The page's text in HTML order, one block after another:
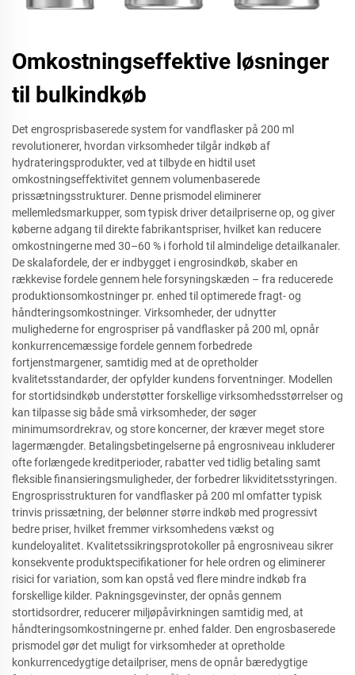
Omkostningseffektive løsninger
til bulkindkøb
Det engrosprisbaserede system for vandflasker på 200 ml
revolutionerer, hvordan virksomheder tilgår indkøb af
hydrateringsprodukter, ved at tilbyde en hidtil uset
omkostningseffektivitet gennem volumenbaserede
prissætningsstrukturer. Denne prismodel eliminerer
mellemledsmarkupper, som typisk driver detailpriserne op, og giver
køberne adgang til direkte fabrikantspriser, hvilket kan reducere
omkostningerne med 30–60 % i forhold til almindelige detailkanaler.
De skalafordele, der er indbygget i engrosindkøb, skaber en
rækkevise fordele gennem hele forsyningskæden – fra reducerede
produktionsomkostninger pr. enhed til optimerede fragt- og
håndteringsomkostninger. Virksomheder, der udnytter
mulighederne for engrospriser på vandflasker på 200 ml, opnår
konkurrencemæssige fordele gennem forbedrede
fortjenstmargener, samtidig med at de opretholder
kvalitetsstandarder, der opfylder kundens forventninger. Modellen
for stortidsindkøb understøtter forskellige virksomhedsstørrelser og
kan tilpasse sig både små virksomheder, der søger
minimumsordrekrav, og store koncerner, der kræver meget store
lagermængder. Betalingsbetingelserne på engrosniveau inkluderer
ofte forlængede kreditperioder, rabatter ved tidlig betaling samt
fleksible finansieringsmuligheder, der forbedrer likviditetsstyringen.
Engrosprisstrukturen for vandflasker på 200 ml omfatter typisk
trinvis prissætning, der belønner større indkøb med progressivt
bedre priser, hvilket fremmer virksomhedens vækst og
kundeloyalitet. Kvalitetssikringsprotokoller på engrosniveau sikrer
konsekvente produktspecifikationer for hele ordren og eliminerer
risici for variation, som kan opstå ved flere mindre indkøb fra
forskellige kilder. Pakningsgevinster, der opnås gennem
stortidsordrer, reducerer miljøpåvirkningen samtidig med, at
håndteringsomkostningerne pr. enhed falder. Den engrosbaserede
prismodel gør det muligt for virksomheder at opretholde
konkurrencedygtige detailpriser, mens de opnår bæredygtige